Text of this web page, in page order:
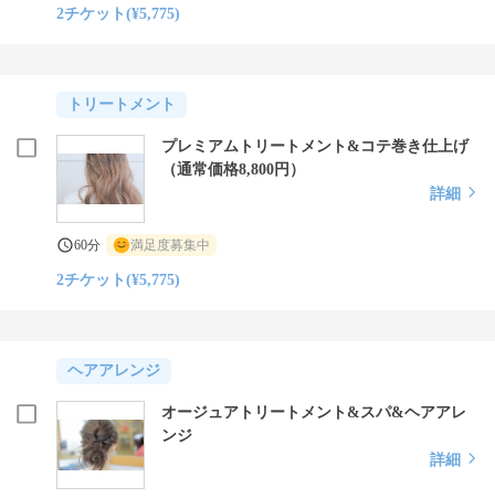
2チケット(¥5,775)
トリートメント
プレミアムトリートメント&コテ巻き仕上げ
（通常価格8,800円）
詳細
60分 満足度募集中
2チケット(¥5,775)
ヘアアレンジ
オージュアトリートメント&スパ&ヘアアレ
ンジ
詳細